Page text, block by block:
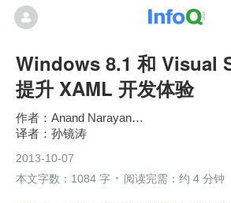
Windows 8.1 和 Visual
提升 XAML 开发体验
Anand Narayanaswamy
孙镜涛
2013-10-07
本文字数：1084 字
阅读完需：约 4 分钟